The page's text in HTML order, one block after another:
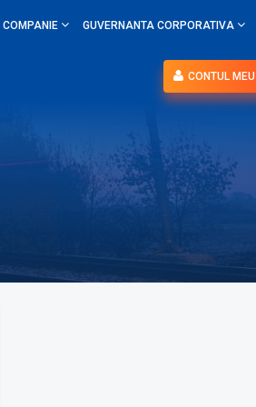
COMPANIE GUVERNANTA CORPORATIVA
CONTUL MEU